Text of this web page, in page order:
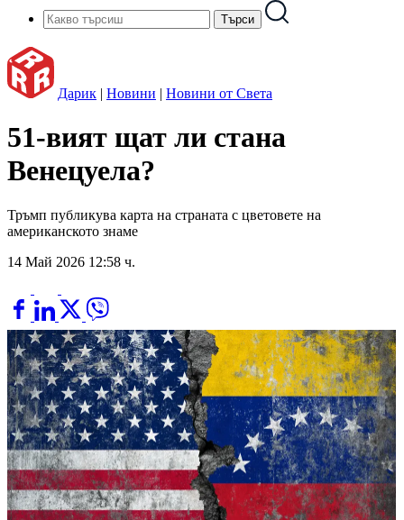
Дарик | Новини | Новини от Света
51-вият щат ли стана
Венецуела?
Тръмп публикува карта на страната с цветовете на
американското знаме
14 Май 2026 12:58 ч.